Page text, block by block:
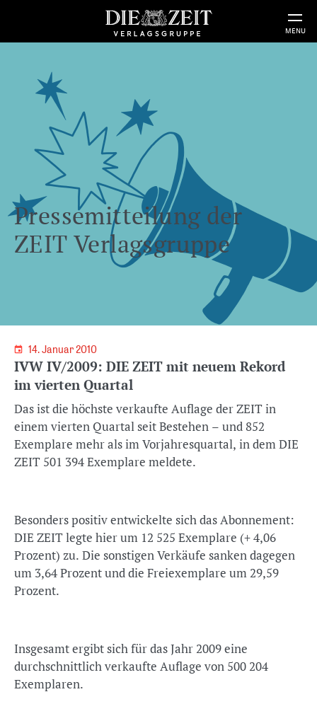
MENU
Pressemitteilung der
ZEIT Verlagsgruppe
14. Januar 2010
IVW IV/2009: DIE ZEIT mit neuem Rekord
im vierten Quartal
Das ist die höchste verkaufte Auflage der ZEIT in
einem vierten Quartal seit Bestehen – und 852
Exemplare mehr als im Vorjahresquartal, in dem DIE
ZEIT 501 394 Exemplare meldete.
Besonders positiv entwickelte sich das Abonnement:
DIE ZEIT legte hier um 12 525 Exemplare (+ 4,06
Prozent) zu. Die sonstigen Verkäufe sanken dagegen
um 3,64 Prozent und die Freiexemplare um 29,59
Prozent.
Insgesamt ergibt sich für das Jahr 2009 eine
durchschnittlich verkaufte Auflage von 500 204
Exemplaren.